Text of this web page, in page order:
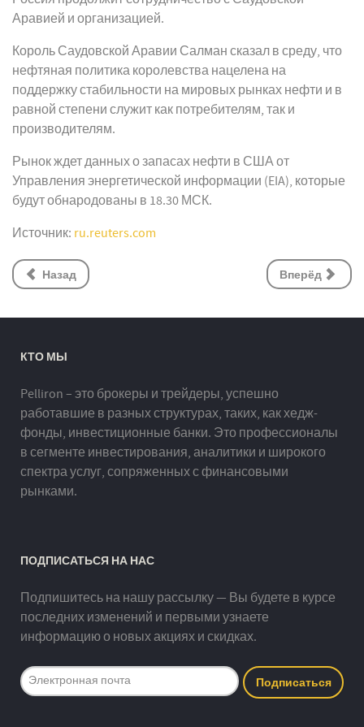
Аравией и организацией.
Король Саудовской Аравии Салман сказал в среду, что
нефтяная политика королевства нацелена на
поддержку стабильности на мировых рынках нефти и в
равной степени служит как потребителям, так и
производителям.
Рынок ждет данных о запасах нефти в США от
Управления энергетической информации (EIA), которые
будут обнародованы в 18.30 МСК.
Источник: ru.reuters.com
Назад Вперёд
КТО МЫ
Pelliron – это брокеры и трейдеры, успешно
работавшие в разных структурах, таких, как хедж-
фонды, инвестиционные банки. Это профессионалы
в сегменте инвестирования, аналитики и широкого
спектра услуг, сопряженных с финансовыми
рынками.
ПОДПИСАТЬСЯ НА НАС
Подпишитесь на нашу рассылку — Вы будете в курсе
последних изменений и первыми узнаете
информацию о новых акциях и скидках.